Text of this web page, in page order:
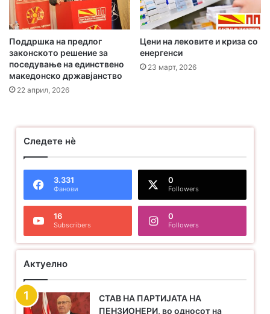
Поддршка на предлог
законското решение за
поседување на единствено
македонско државјанство
22 април, 2026
Цени на лековите и криза со
енергенси
23 март, 2026
Следете нѐ
3.331
Фанови
0
Followers
16
Subscribers
0
Followers
Актуелно
СТАВ НА ПАРТИЈАТА НА
ПЕНЗИОНЕРИ, во односот на